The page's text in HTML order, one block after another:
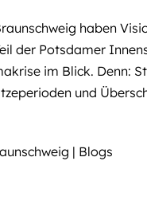
haben
der Potsdamer
im Blick. Denn:
und
| Blogs